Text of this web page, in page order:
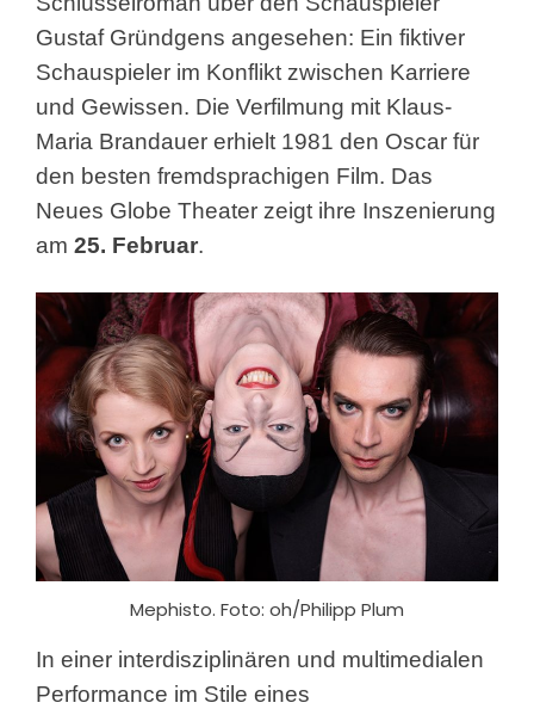
Gustaf Gründgens angesehen: Ein fiktiver
Schauspieler im Konflikt zwischen Karriere
und Gewissen. Die Verfilmung mit Klaus-
Maria Brandauer erhielt 1981 den Oscar für
den besten fremdsprachigen Film. Das
Neues Globe Theater zeigt ihre Inszenierung
am 25. Februar.
Mephisto. Foto: oh/Philipp Plum
In einer interdisziplinären und multimedialen
Performance im Stile eines